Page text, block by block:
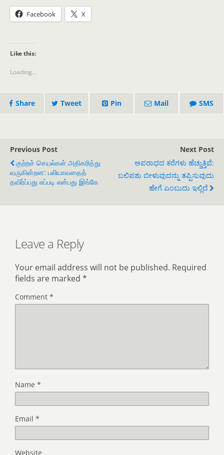
Facebook X
Like this:
Loading...
Share Tweet Pin Mail SMS
Previous Post
குற்றச் செயல்கள் அதிகரித்து
வருகின்றன: பலியாவதைத்
தவிர்ப்பது எப்படி என்பது இங்கே
Next Post
ಅಪರಾಧದ ಕರೆಗಳು ಹೆಚ್ಚುತ್ತಿವೆ:
ಬಲಿಪಶು ಬೀಳುವುದನ್ನು ತಪ್ಪಿಸುವುದು
ಹೇಗೆ ಎಂಬುದು ಇಲ್ಲಿದೆ
Leave a Reply
Your email address will not be published. Required
fields are marked *
Comment *
Name *
Email *
Website